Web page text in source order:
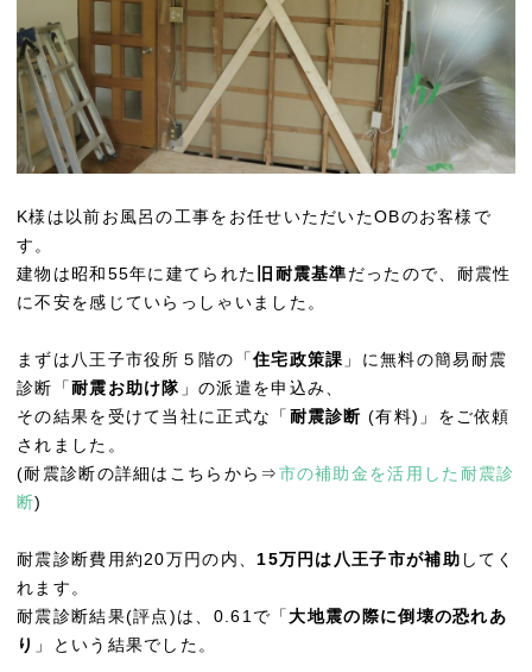
K様は以前お風呂の工事をお任せいただいたOBのお客様で
す。
建物は昭和55年に建てられた 旧耐震基準だったので、耐震性
に不安を感じていらっしゃいました。
まずは八王子市役所５階の「住宅政策課 」に無料の簡易耐震
診断「耐震お助け隊 」の派遣を申込み、
その結果を受けて当社に正式な「 耐震診断 (有料)」をご依頼
されました。
(耐震診断の詳細はこちらから⇒市の補助金を活用した耐震診
断)
耐震診断費用約20万円の内、 15万円は八王子市が補助 してく
れます。
耐震診断結果(評点)は、0.61で「大地震の際に倒壊の恐れあ
り 」という結果でした。